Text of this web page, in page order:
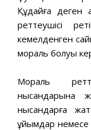
Құдайға деген
реттеушісі
кемелденген
мораль болуы
Мораль
нысандарына
нысандарға
ұйымдар немесе